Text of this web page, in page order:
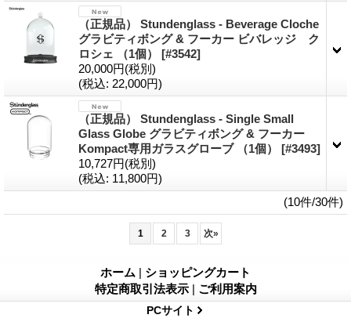
（正規品） Stundenglass - Beverage Cloche
グラビティボング & フーカー ビバレッジ ク
ロシェ （1個） [#3542]
20,000円(税別)
(税込: 22,000円)
（正規品） Stundenglass - Single Small
Glass Globe グラビティボング & フーカー
Kompact専用ガラスグローブ （1個） [#3493]
10,727円(税別)
(税込: 11,800円)
(10件/30件)
1 2 3 次»
ホーム | ショッピングカート
特定商取引法表示 | ご利用案内
PCサイト